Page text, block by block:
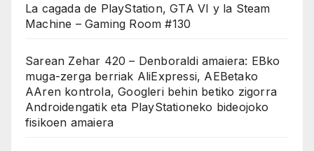
La cagada de PlayStation, GTA VI y la Steam
Machine – Gaming Room #130
Sarean Zehar 420 – Denboraldi amaiera: EBko
muga-zerga berriak AliExpressi, AEBetako
AAren kontrola, Googleri behin betiko zigorra
Androidengatik eta PlayStationeko bideojoko
fisikoen amaiera